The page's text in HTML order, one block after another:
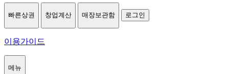
빠른상권 창업계산 매장보관함 로그인
이용가이드
메뉴